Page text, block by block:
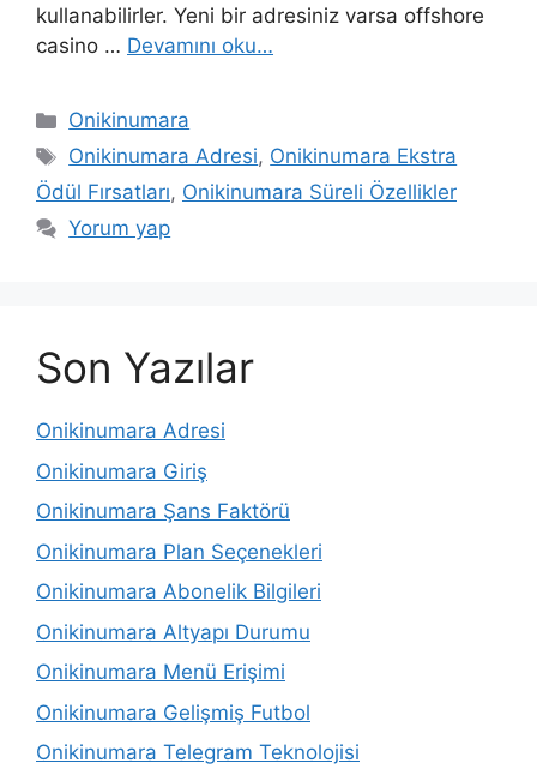
kullanabilirler. Yeni bir adresiniz varsa offshore
casino … Devamını oku…
Kategoriler
Onikinumara
Etiketler
Onikinumara Adresi, Onikinumara Ekstra
Ödül Fırsatları, Onikinumara Süreli Özellikler
Yorum yap
Son Yazılar
Onikinumara Adresi
Onikinumara Giriş
Onikinumara Şans Faktörü
Onikinumara Plan Seçenekleri
Onikinumara Abonelik Bilgileri
Onikinumara Altyapı Durumu
Onikinumara Menü Erişimi
Onikinumara Gelişmiş Futbol
Onikinumara Telegram Teknolojisi